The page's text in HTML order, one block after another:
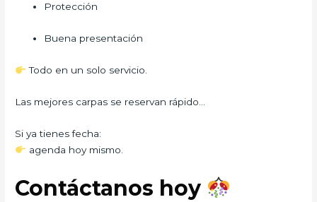
Protección
Buena presentación
Todo en un solo servicio.
Las mejores carpas se reservan rápido…
Si ya tienes fecha:
agenda hoy mismo.
Contáctanos hoy